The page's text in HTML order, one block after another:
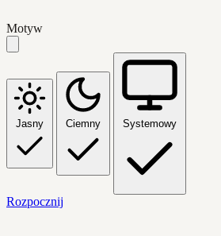
Motyw
Jasny Ciemny Systemowy
Rozpocznij